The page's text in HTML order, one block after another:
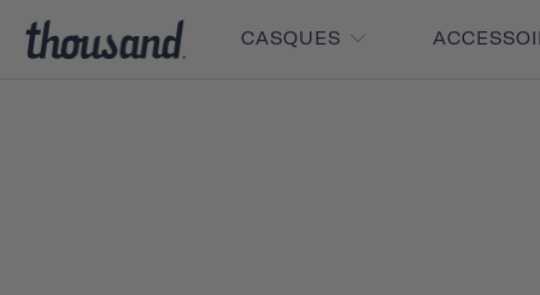
CASQUES